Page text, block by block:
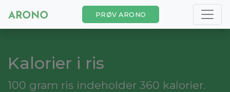
PRØV ARONO
Kalorier i ris
100 gram ris indeholder 360 kalorier.